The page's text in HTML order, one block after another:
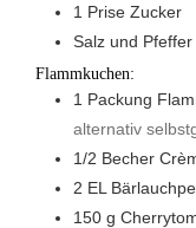
1 Prise Zucker
Salz und Pfeffer
Flammkuchen:
1 Packung
alternativ
1/2 Becher
2 EL
150 g